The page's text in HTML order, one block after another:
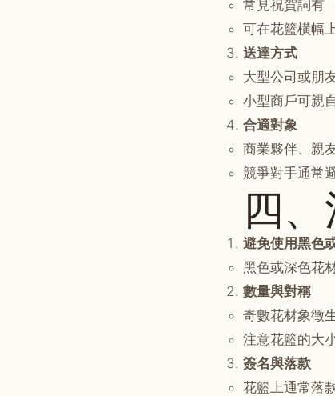
常見祝賀詞有
可在花籃橫幅
送達方式
大型公司或朋
小型商戶可親
合適對象
商業夥伴、親
競爭對手通常
四
避免使用黑色
黑色或深色花
數量與對稱
奇數花材象徵
注意花籃的大
簽名與落款
花籃上通常落